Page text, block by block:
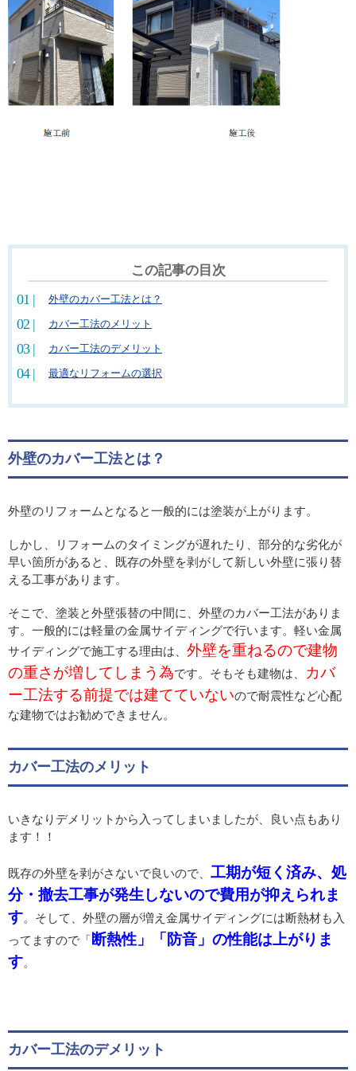
この記事の目次
外壁のカバー工法とは？
カバー工法のメリット
カバー工法のデメリット
最適なリフォームの選択
外壁のカバー工法とは？
外壁のリフォームとなると一般的には塗装が上がります。
しかし、リフォームのタイミングが遅れたり、部分的な劣化が
早い箇所があると、既存の外壁を剥がして新しい外壁に張り替
える工事があります。
そこで、塗装と外壁張替の中間に、外壁のカバー工法がありま
す。一般的には軽量の金属サイディングで行います。軽い金属
サイディングで施工する理由は、 外壁を重ねるので建物
の重さが増してしまう為です。そもそも建物は、
カバ
ー工法する前提では建てていないので耐震性など心配
な建物ではお勧めできません。
カバー工法のメリット
いきなりデメリットから入ってしまいましたが、良い点もあり
ます！！
既存の外壁を剥がさないで良いので、 工期が短く済み、処
分・撤去工事が発生しないので費用が抑えられま
す。そして、外壁の層が増え金属サイディングには断熱材も入
ってますので「 断熱性」「防音」の性能は上がりま
す。
カバー工法のデメリット